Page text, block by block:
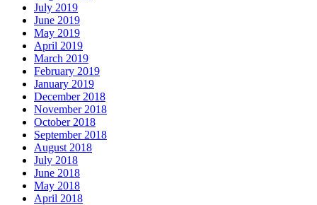
July 2019
June 2019
May 2019
April 2019
March 2019
February 2019
January 2019
December 2018
November 2018
October 2018
September 2018
August 2018
July 2018
June 2018
May 2018
April 2018